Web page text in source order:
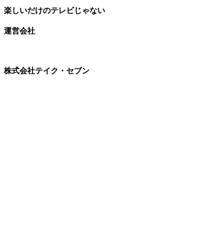
楽しいだけのテレビじゃない
運営会社
株式会社テイク・セブン